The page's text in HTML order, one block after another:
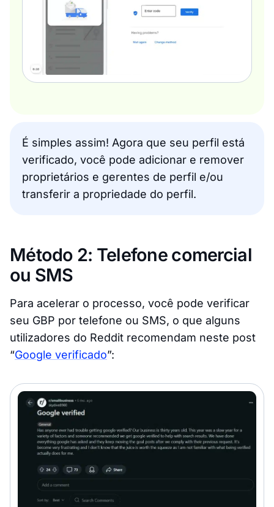
É simples assim! Agora que seu perfil está
verificado, você pode adicionar e remover
proprietários e gerentes de perfil e/ou
transferir a propriedade do perfil.
Método 2: Telefone comercial
ou SMS
Para acelerar o processo, você pode verificar
seu GBP por telefone ou SMS, o que alguns
utilizadores do Reddit recomendam neste post
“Google verificado”: